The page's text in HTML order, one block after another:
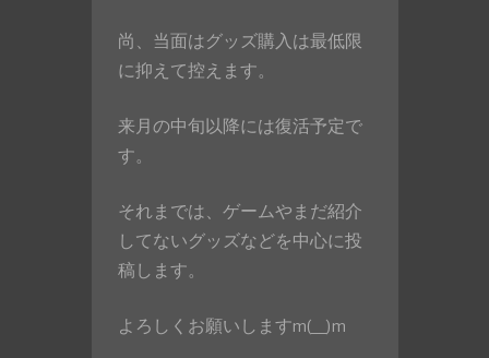
尚、当面はグッズ購入は最低限
に抑えて控えます。
来月の中旬以降には復活予定で
す。
それまでは、ゲームやまだ紹介
してないグッズなどを中心に投
稿します。
よろしくお願いしますm(__)m